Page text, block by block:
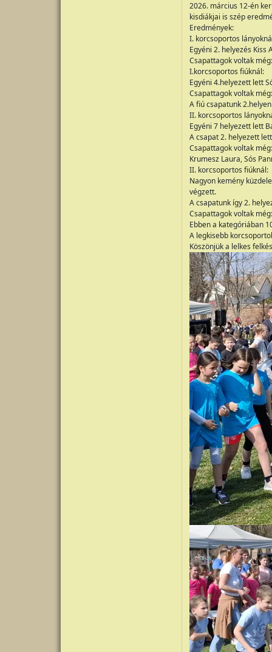
2026. március 12-én
kisdiákjai is szép
Eredmények:
I. korcsoportos
Egyéni 2. helyezés
Csapattagok voltak
I.korcsoportos fiúknál:
Egyéni 4.helyezett lett
Csapattagok voltak
A fiú csapatunk
II. korcsoportos
Egyéni 7 helyezett lett
A csapat 2. helyezett
Csapattagok voltak
Krumesz Laura,
II. korcsoportos fiúknál:
Nagyon kemény
végzett.
A csapatunk így 2.
Csapattagok voltak
Ebben a kategóriában
A legkisebb
Köszönjük a lelkes